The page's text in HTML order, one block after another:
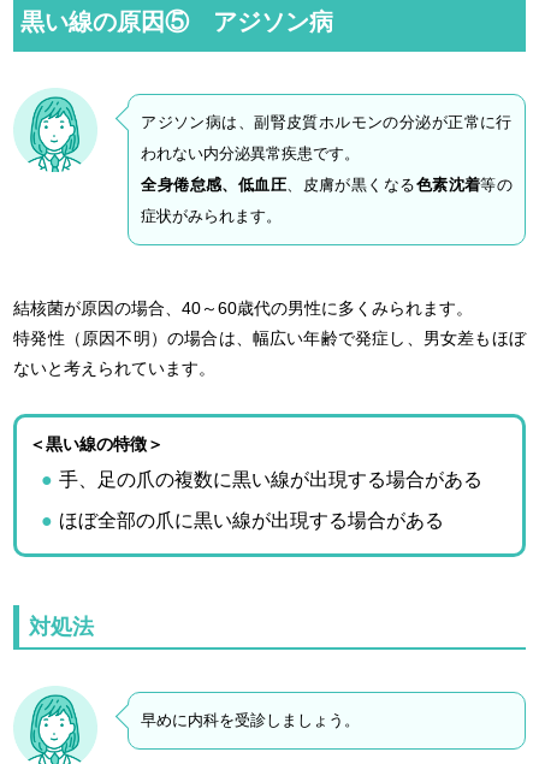
黒い線の原因⑤ アジソン病
アジソン病は、副腎皮質ホルモンの分泌が正常に行
われない内分泌異常疾患です。
全身倦怠感、低血圧 、皮膚が黒くなる色素沈着等の
症状がみられます。
結核菌が原因の場合、40～60歳代の男性に多くみられます。
特発性（原因不明）の場合は、幅広い年齢で発症し、男女差もほぼ
ないと考えられています。
＜黒い線の特徴＞
手、足の爪の複数に黒い線が出現する場合がある
ほぼ全部の爪に黒い線が出現する場合がある
対処法
早めに内科を受診しましょう。